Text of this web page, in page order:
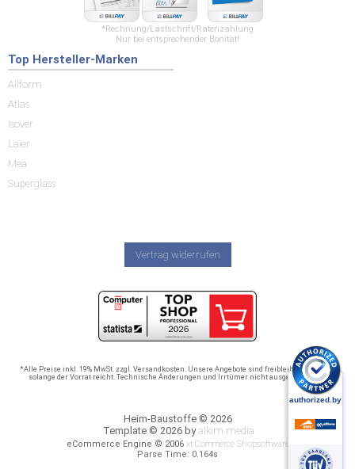
*Rechnung/Lastschrift/Ratenzahlung
Nur bei entsprechender Bonität!
Top Hersteller-Marken
Allform
Atlas
Isover
Laier
Mea
Superglass
Vertrag widerrufen
*Alle Preise inkl. 19% MwSt. zzgl. Versandkosten. Unsere Angebote sind freibleibend und nur
solange der Vorrat reicht. Technische Änderungen und Irrtümer nicht ausgeschlossen.
Heim-Baustoffe © 2026
Template © 2026 byalkim media
eCommerce Engine © 2006 xt:Commerce Shopsoftware
Parse Time: 0.164s